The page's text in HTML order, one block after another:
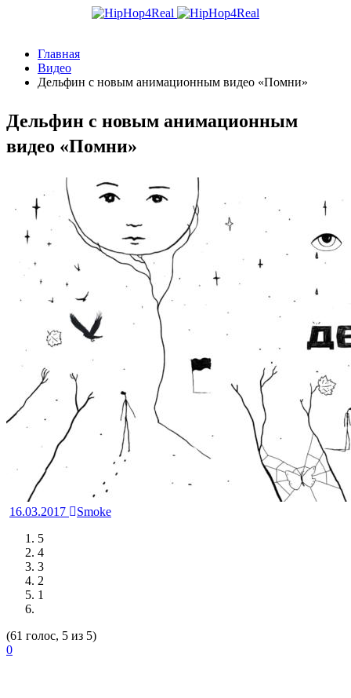
Главная
Видео
Дельфин с новым анимационным видео «Помни»
Дельфин с новым анимационным
видео «Помни»
16.03.2017
Smoke
5
4
3
2
1
(61 голос, 5 из 5)
0